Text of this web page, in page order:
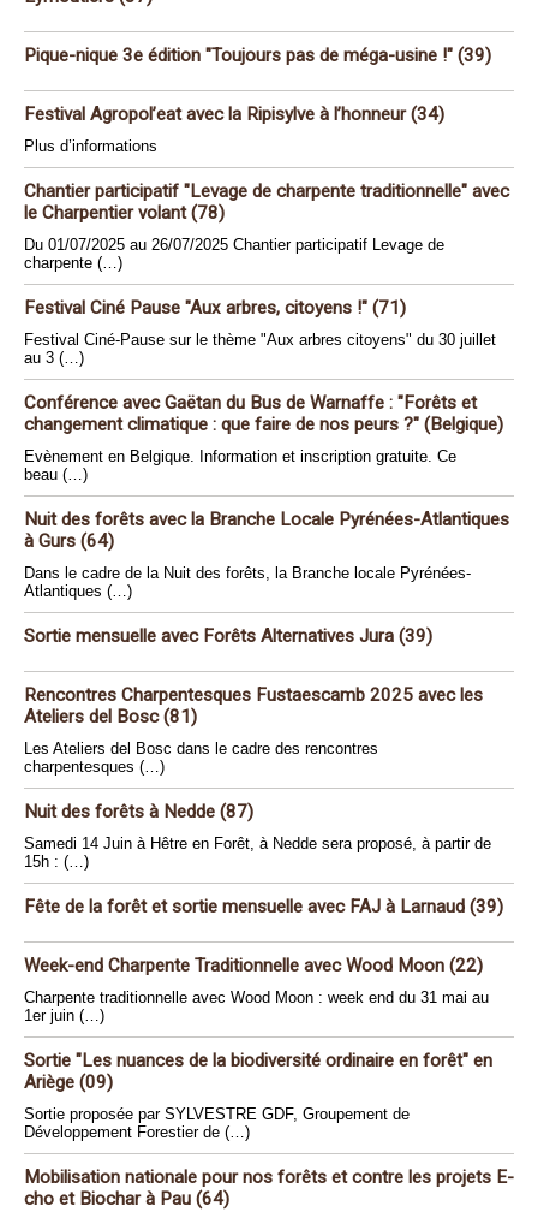
Pique-nique 3e édition "Toujours pas de méga-usine !" (39)
Festival Agropol’eat avec la Ripisylve à l’honneur (34)
Plus d’informations
Chantier participatif "Levage de charpente traditionnelle" avec
le Charpentier volant (78)
Du 01/07/2025 au 26/07/2025 Chantier participatif Levage de
charpente (…)
Festival Ciné Pause "Aux arbres, citoyens !" (71)
Festival Ciné-Pause sur le thème "Aux arbres citoyens" du 30 juillet
au 3 (…)
Conférence avec Gaëtan du Bus de Warnaffe : "Forêts et
changement climatique : que faire de nos peurs ?" (Belgique)
Evènement en Belgique. Information et inscription gratuite. Ce
beau (…)
Nuit des forêts avec la Branche Locale Pyrénées-Atlantiques
à Gurs (64)
Dans le cadre de la Nuit des forêts, la Branche locale Pyrénées-
Atlantiques (…)
Sortie mensuelle avec Forêts Alternatives Jura (39)
Rencontres Charpentesques Fustaescamb 2025 avec les
Ateliers del Bosc (81)
Les Ateliers del Bosc dans le cadre des rencontres
charpentesques (…)
Nuit des forêts à Nedde (87)
Samedi 14 Juin à Hêtre en Forêt, à Nedde sera proposé, à partir de
15h : (…)
Fête de la forêt et sortie mensuelle avec FAJ à Larnaud (39)
Week-end Charpente Traditionnelle avec Wood Moon (22)
Charpente traditionnelle avec Wood Moon : week end du 31 mai au
1er juin (…)
Sortie "Les nuances de la biodiversité ordinaire en forêt" en
Ariège (09)
Sortie proposée par SYLVESTRE GDF, Groupement de
Développement Forestier de (…)
Mobilisation nationale pour nos forêts et contre les projets E-
cho et Biochar à Pau (64)